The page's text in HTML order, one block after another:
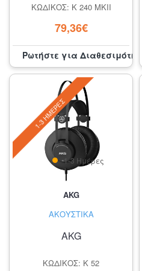
ΚΩΔΙΚΌΣ: K 240 MKII
79,36€
Ρωτήστε για Διαθεσιμότητα
1-3 ΗΜΈΡΕΣ
AKG
ΑΚΟΥΣΤΙΚΆ
AKG
ΚΩΔΙΚΌΣ: K 52
1-3 Ημέρες